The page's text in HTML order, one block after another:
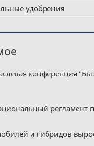
удобрения
конференция
регламент
и гибридов